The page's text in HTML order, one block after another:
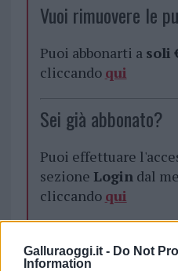
Galluraoggi.it - Do Not
Information
Vuoi rimuovere le
Puoi abbonarti a soli
cliccando qui
Sei già abbonato?
Puoi effettuare
sezione Logindal
cliccando qui
TEMI: Mostra Caprera